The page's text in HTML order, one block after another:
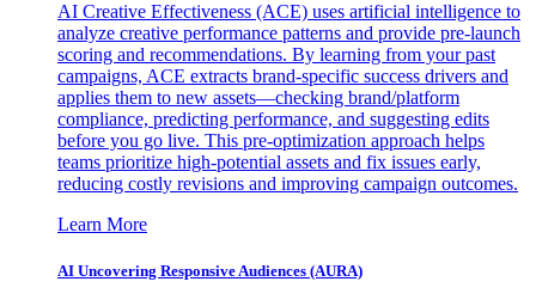
AI Creative Effectiveness (ACE) uses artificial intelligence to
analyze creative performance patterns and provide pre-launch
scoring and recommendations. By learning from your past
campaigns, ACE extracts brand-specific success drivers and
applies them to new assets—checking brand/platform
compliance, predicting performance, and suggesting edits
before you go live. This pre-optimization approach helps
teams prioritize high-potential assets and fix issues early,
reducing costly revisions and improving campaign outcomes.
Learn More
AI Uncovering Responsive Audiences (AURA)